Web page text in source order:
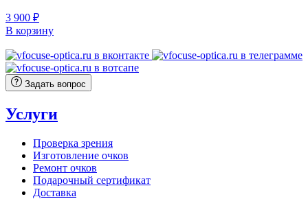
3 900 ₽
В корзину
Задать вопрос
Услуги
Проверка зрения
Изготовление очков
Ремонт очков
Подарочный сертификат
Доставка